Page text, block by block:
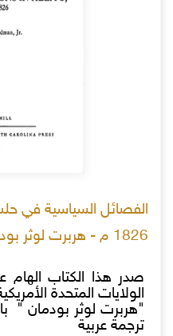
1826 م - هربرت لوثر بودمان
صدر هذا الكتاب الهام
"هربرت لوثر بودمان "
ترجمة عربية